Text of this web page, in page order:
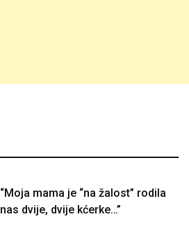
“Moja mama je “na žalost” rodila
nas dvije, dvije kćerke…”